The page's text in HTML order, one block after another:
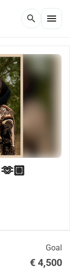
search menu
Goal
€ 4,500